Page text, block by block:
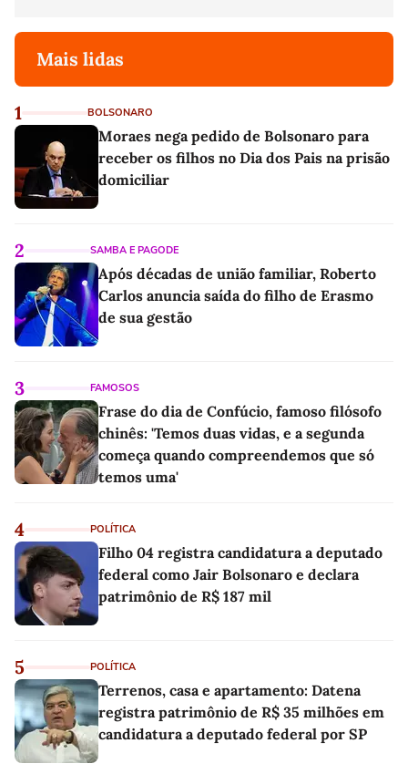
Mais lidas
1 BOLSONARO
Moraes nega pedido de Bolsonaro para
receber os filhos no Dia dos Pais na prisão
domiciliar
2 SAMBA E PAGODE
Após décadas de união familiar, Roberto
Carlos anuncia saída do filho de Erasmo
de sua gestão
3 FAMOSOS
Frase do dia de Confúcio, famoso filósofo
chinês: 'Temos duas vidas, e a segunda
começa quando compreendemos que só
temos uma'
4 POLÍTICA
Filho 04 registra candidatura a deputado
federal como Jair Bolsonaro e declara
patrimônio de R$ 187 mil
5 POLÍTICA
Terrenos, casa e apartamento: Datena
registra patrimônio de R$ 35 milhões em
candidatura a deputado federal por SP